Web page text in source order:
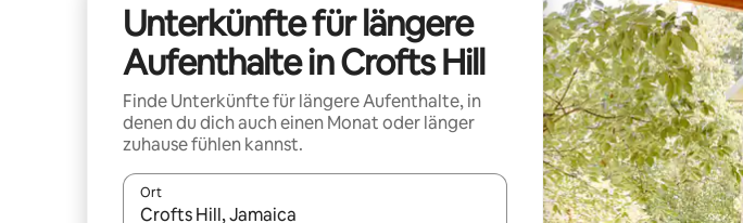
Unterkünfte für längere
Aufenthalte in Crofts Hill
Finde Unterkünfte für längere Aufenthalte, in
denen du dich auch einen Monat oder länger
zuhause fühlen kannst.
Ort
Wenn Ergebnisse verfügbar sind, navigiere mit den Pfeiltasten nach oben und unten